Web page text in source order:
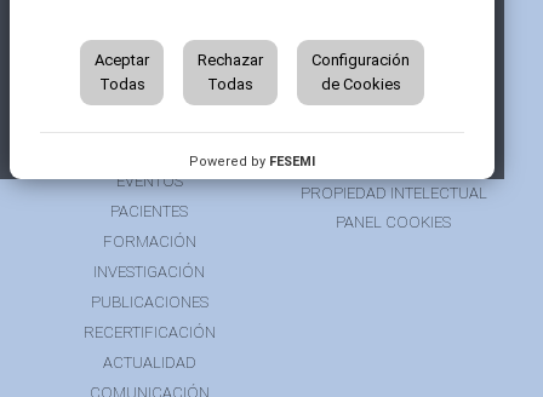
ÁREA DE SOCIO
GRUPOS DE TRABAJO
EVENTOS
PACIENTES
FORMACIÓN
INVESTIGACIÓN
PUBLICACIONES
RECERTIFICACIÓN
ACTUALIDAD
COMUNICACIÓN
AVISO LEGAL
AVISO PARA PACIENTES
FINANCIACIÓN
POLÍTICA DE COOKIES
PROPIEDAD INTELECTUAL
PANEL COOKIES
Aceptar
Todas
Rechazar
Todas
Configuración
de Cookies
Powered by FESEMI